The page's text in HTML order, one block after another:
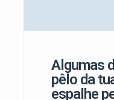
Algumas
pêlo da
espalhe